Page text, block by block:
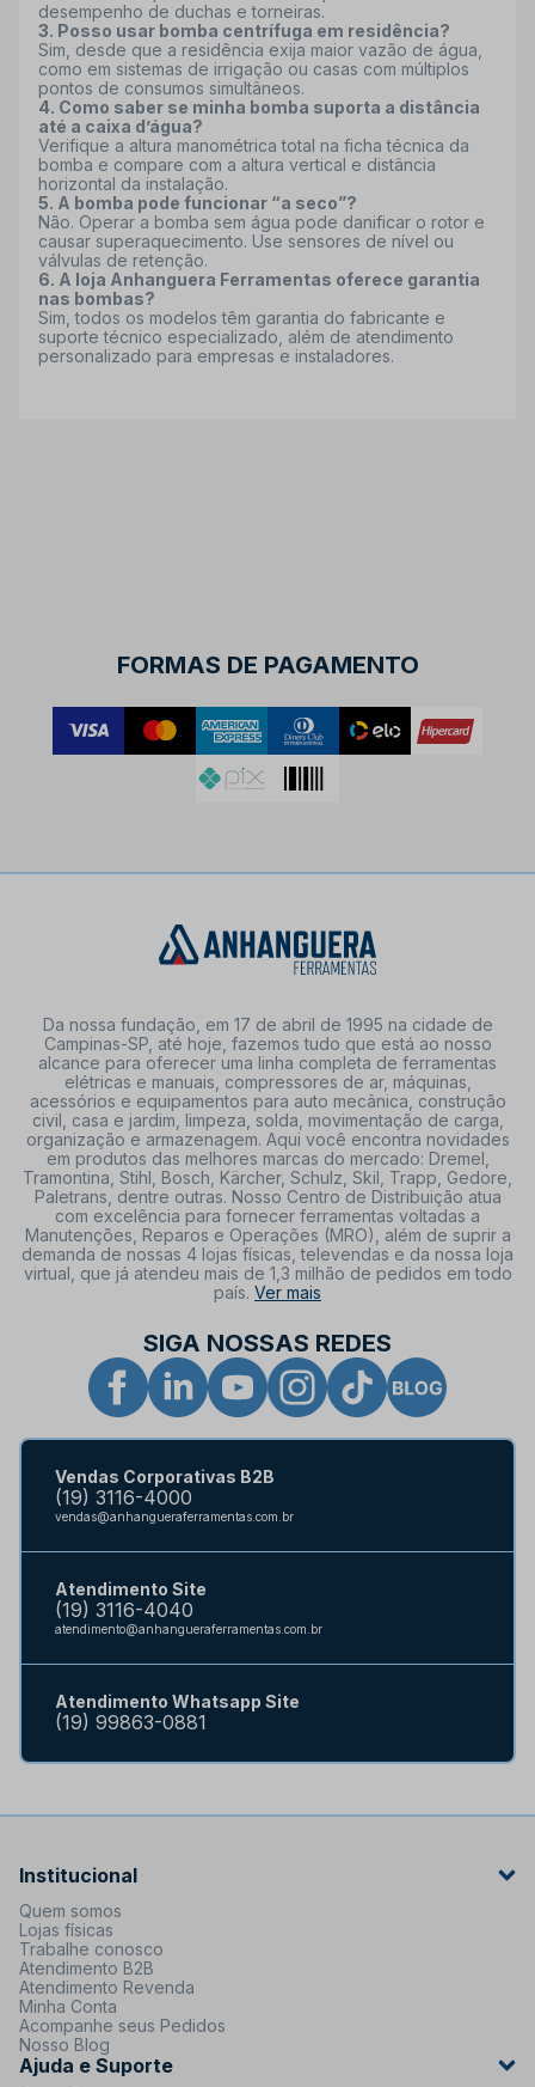
desempenho de duchas e torneiras.
3. Posso usar bomba centrífuga em residência?
Sim, desde que a residência exija maior vazão de água,
como em sistemas de irrigação ou casas com múltiplos
pontos de consumos simultâneos.
4. Como saber se minha bomba suporta a distância
até a caixa d’água?
Verifique a altura manométrica total na ficha técnica da
bomba e compare com a altura vertical e distância
horizontal da instalação.
5. A bomba pode funcionar “a seco”?
Não. Operar a bomba sem água pode danificar o rotor e
causar superaquecimento. Use sensores de nível ou
válvulas de retenção.
6. A loja Anhanguera Ferramentas oferece garantia
nas bombas?
Sim, todos os modelos têm garantia do fabricante e
suporte técnico especializado, além de atendimento
personalizado para empresas e instaladores.
FORMAS DE PAGAMENTO
Da nossa fundação, em 17 de abril de 1995 na cidade de
Campinas-SP, até hoje, fazemos tudo que está ao nosso
alcance para oferecer uma linha completa de ferramentas
elétricas e manuais, compressores de ar, máquinas,
acessórios e equipamentos para auto mecânica, construção
civil, casa e jardim, limpeza, solda, movimentação de carga,
organização e armazenagem. Aqui você encontra novidades
em produtos das melhores marcas do mercado: Dremel,
Tramontina, Stihl, Bosch, Kärcher, Schulz, Skil, Trapp, Gedore,
Paletrans, dentre outras. Nosso Centro de Distribuição atua
com excelência para fornecer ferramentas voltadas a
Manutenções, Reparos e Operações (MRO), além de suprir a
demanda de nossas 4 lojas físicas, televendas e da nossa loja
virtual, que já atendeu mais de 1,3 milhão de pedidos em todo
país. Ver mais
SIGA NOSSAS REDES
Vendas Corporativas B2B
(19) 3116-4000
vendas@anhangueraferramentas.com.br
Atendimento Site
(19) 3116-4040
atendimento@anhangueraferramentas.com.br
Atendimento Whatsapp Site
(19) 99863-0881
Institucional
Quem somos
Lojas físicas
Trabalhe conosco
Atendimento B2B
Atendimento Revenda
Minha Conta
Acompanhe seus Pedidos
Nosso Blog
Ajuda e Suporte